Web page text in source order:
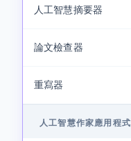
人工智慧摘要器
論文檢查器
重寫器
人工智慧作家應用程式